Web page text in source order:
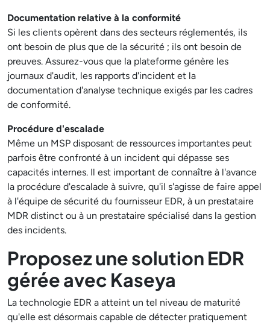
Documentation relative à la conformité
Si les clients opèrent dans des secteurs réglementés, ils
ont besoin de plus que de la sécurité ; ils ont besoin de
preuves. Assurez-vous que la plateforme génère les
journaux d'audit, les rapports d'incident et la
documentation d'analyse technique exigés par les cadres
de conformité.
Procédure d'escalade
Même un MSP disposant de ressources importantes peut
parfois être confronté à un incident qui dépasse ses
capacités internes. Il est important de connaître à l'avance
la procédure d'escalade à suivre, qu'il s'agisse de faire appel
à l'équipe de sécurité du fournisseur EDR, à un prestataire
MDR distinct ou à un prestataire spécialisé dans la gestion
des incidents.
Proposez une solution EDR
gérée avec Kaseya
La technologie EDR a atteint un tel niveau de maturité
qu'elle est désormais capable de détecter pratiquement